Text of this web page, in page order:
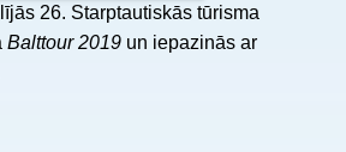
26. Starptautiskās tūrisma
Balttour 2019 un iepazinās ar